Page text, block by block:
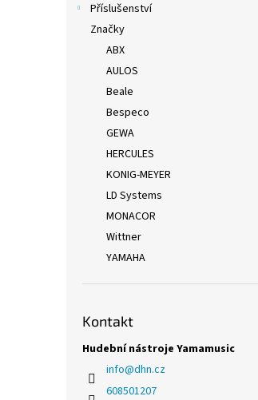
Příslušenství
Značky
ABX
AULOS
Beale
Bespeco
GEWA
HERCULES
KONIG-MEYER
LD Systems
MONACOR
Wittner
YAMAHA
Kontakt
Hudební nástroje Yamamusic
info@dhn.cz
608501207